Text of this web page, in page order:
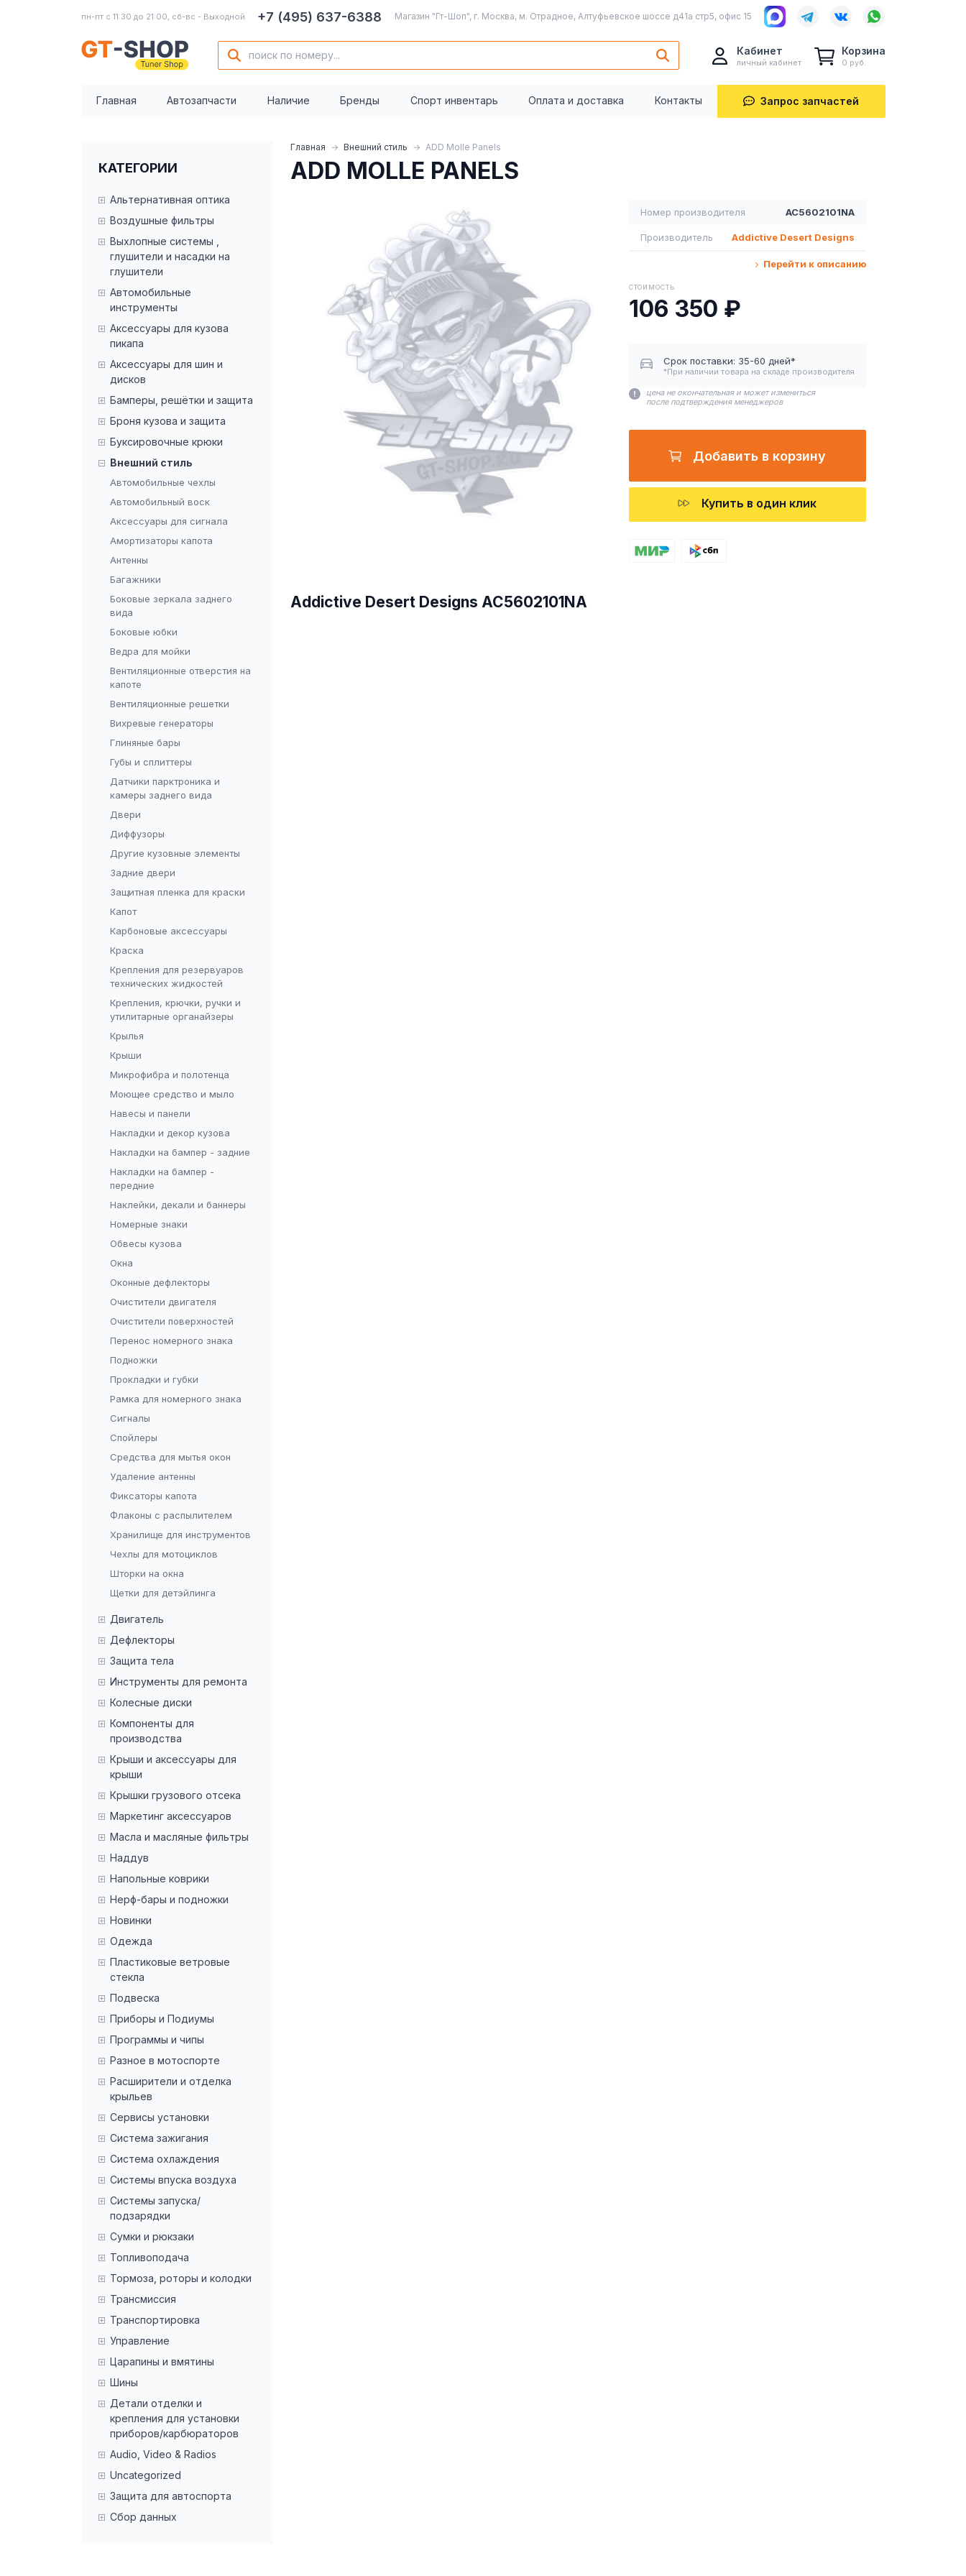
пн-пт с 11:30 до 21:00, сб-вс - Выходной +7 (495) 637-6388 Магазин "Гт-Шоп", г. Москва, м. Отрадное, Алтуфьевское шоссе д41а стр5, офис 15
Кабинет
личный кабинет
Корзина
0 руб.
Главная Автозапчасти Наличие Бренды Спорт инвентарь Оплата и доставка Контакты Запрос запчастей
КАТЕГОРИИ
Альтернативная оптика
Воздушные фильтры
Выхлопные системы ,
глушители и насадки на
глушители
Автомобильные
инструменты
Аксессуары для кузова
пикапа
Аксессуары для шин и
дисков
Бамперы, решётки и защита
Броня кузова и защита
Буксировочные крюки
Внешний стиль
Автомобильные чехлы
Автомобильный воск
Аксессуары для сигнала
Амортизаторы капота
Антенны
Багажники
Боковые зеркала заднего
вида
Боковые юбки
Ведра для мойки
Вентиляционные отверстия на
капоте
Вентиляционные решетки
Вихревые генераторы
Глиняные бары
Губы и сплиттеры
Датчики парктроника и
камеры заднего вида
Двери
Диффузоры
Другие кузовные элементы
Задние двери
Защитная пленка для краски
Капот
Карбоновые аксессуары
Краска
Крепления для резервуаров
технических жидкостей
Крепления, крючки, ручки и
утилитарные органайзеры
Крылья
Крыши
Микрофибра и полотенца
Моющее средство и мыло
Навесы и панели
Накладки и декор кузова
Накладки на бампер - задние
Накладки на бампер -
передние
Наклейки, декали и баннеры
Номерные знаки
Обвесы кузова
Окна
Оконные дефлекторы
Очистители двигателя
Очистители поверхностей
Перенос номерного знака
Подножки
Прокладки и губки
Рамка для номерного знака
Сигналы
Спойлеры
Средства для мытья окон
Удаление антенны
Фиксаторы капота
Флаконы с распылителем
Хранилище для инструментов
Чехлы для мотоциклов
Шторки на окна
Щетки для детэйлинга
Двигатель
Дефлекторы
Защита тела
Инструменты для ремонта
Колесные диски
Компоненты для
производства
Крыши и аксессуары для
крыши
Крышки грузового отсека
Маркетинг аксессуаров
Масла и масляные фильтры
Наддув
Напольные коврики
Нерф-бары и подножки
Новинки
Одежда
Пластиковые ветровые
стекла
Подвеска
Приборы и Подиумы
Программы и чипы
Разное в мотоспорте
Расширители и отделка
крыльев
Сервисы установки
Система зажигания
Система охлаждения
Системы впуска воздуха
Системы запуска/
подзарядки
Сумки и рюкзаки
Топливоподача
Тормоза, роторы и колодки
Трансмиссия
Транспортировка
Управление
Царапины и вмятины
Шины
Детали отделки и
крепления для установки
приборов/карбюраторов
Audio, Video & Radios
Uncategorized
Защита для автоспорта
Сбор данных
Главная Внешний стиль ADD Molle Panels
ADD MOLLE PANELS
Номер производителя AC5602101NA
Производитель Addictive Desert Designs
Перейти к описанию
СТОИМОСТЬ
106 350 ₽
Срок поставки: 35-60 дней*
*При наличии товара на складе производителя
цена не окончательная и может измениться
после подтверждения менеджеров
Добавить в корзину
Купить в один клик
Addictive Desert Designs AC5602101NA